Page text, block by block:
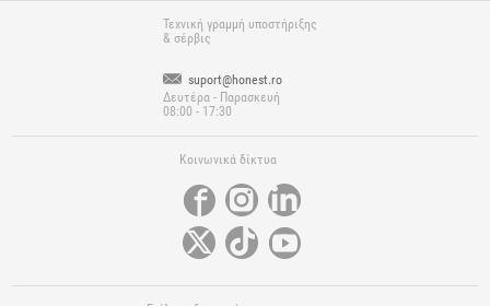
Τεχνική γραμμή υποστήριξης
& σέρβις
suport@honest.ro
Δευτέρα - Παρασκευή
08:00 - 17:30
Κοινωνικά δίκτυα